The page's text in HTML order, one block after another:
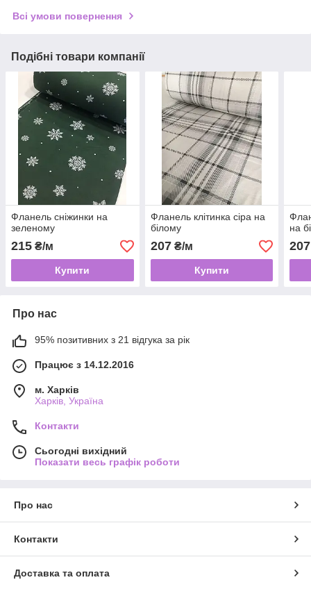
Всі умови повернення
Подібні товари компанії
Фланель сніжинки на
зеленому
215 ₴/м
Купити
Фланель клітинка сіра на
білому
207₴/м
Купити
на
207
Про нас
95% позитивних з 21 відгука за рік
Працює з 14.12.2016
м. Харків
Харків, Україна
Контакти
Сьогодні вихідний
Показати весь графік роботи
Про нас
Контакти
Доставка та оплата